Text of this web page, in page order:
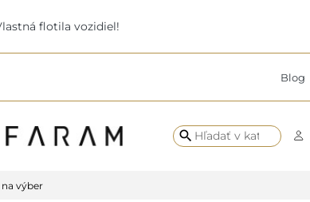
flotila vozidiel!
Blog
search
výber